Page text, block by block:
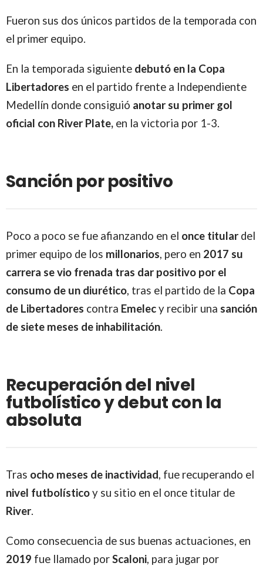
Fueron sus dos únicos partidos de la temporada con
el primer equipo.
En la temporada siguiente debutó en la Copa
Libertadores en el partido frente a Independiente
Medellín donde consiguió anotar su primer gol
oficial con River Plate, en la victoria por 1-3.
Sanción por positivo
Poco a poco se fue afianzando en el once titular del
primer equipo de los millonarios, pero en 2017 su
carrera se vio frenada tras dar positivo por el
consumo de un diurético, tras el partido de la Copa
de Libertadores contra Emelecy recibir una sanción
de siete meses de inhabilitación.
Recuperación del nivel
futbolístico y debut con la
absoluta
Tras ocho meses de inactividad, fue recuperando el
nivel futbolísticoy su sitio en el once titular de
River.
Como consecuencia de sus buenas actuaciones, en
2019 fue llamado porScaloni, para jugar por